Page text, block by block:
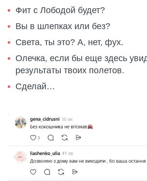
Фит с Лободой будет?
Вы в шлепках или без?
Света, ты это? А, нет, фух.
Олечка, если бы еще здесь
результаты твоих полетов.
Сделай…